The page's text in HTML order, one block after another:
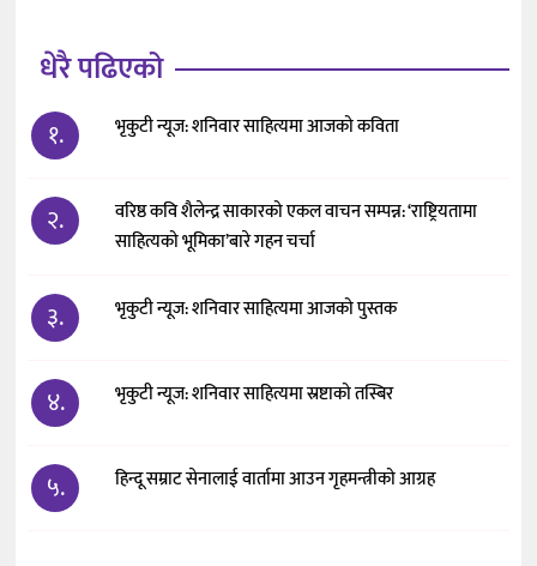
धेरै पढिएको
१. भृकुटी न्यूज: शनिवार साहित्यमा आजको कविता
२.
वरिष्ठ कवि शैलेन्द्र साकारको एकल वाचन सम्पन्न: ‘राष्ट्रियतामा
साहित्यको भूमिका’बारे गहन चर्चा
३. भृकुटी न्यूज: शनिवार साहित्यमा आजको पुस्तक
४. भृकुटी न्यूज: शनिवार साहित्यमा स्रष्टाको तस्बिर
५. हिन्दू सम्राट सेनालाई वार्तामा आउन गृहमन्त्रीको आग्रह